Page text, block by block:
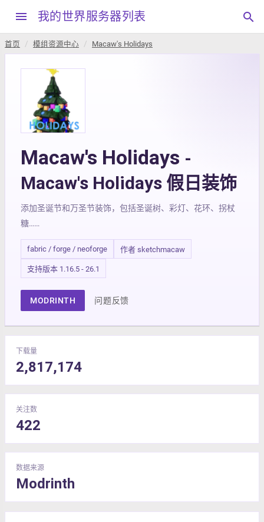
menu 我的世界服务器列表 search
首页 模组资源中心 Macaw's Holidays
Macaw's Holidays -
Macaw's Holidays 假日装饰
添加圣诞节和万圣节装饰，包括圣诞树、彩灯、花环、拐杖
糖……
fabric / forge / neoforge 作者 sketchmacaw
支持版本 1.16.5 - 26.1
MODRINTH 问题反馈
下载量
2,817,174
关注数
422
数据来源
Modrinth